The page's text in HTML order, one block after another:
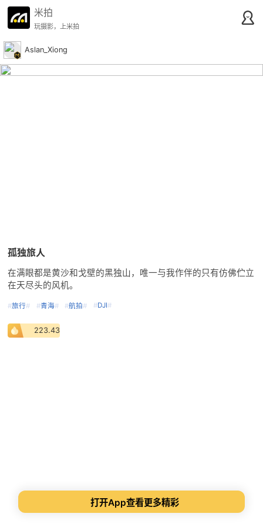
米拍
玩摄影，上米拍
Aslan_Xiong
孤独旅人
在满眼都是黄沙和戈壁的黑独山，唯一与我作伴的只有仿佛伫立
在天尽头的风机。
#旅行# #青海# #航拍# #DJI#
223.43
打开App查看更多精彩